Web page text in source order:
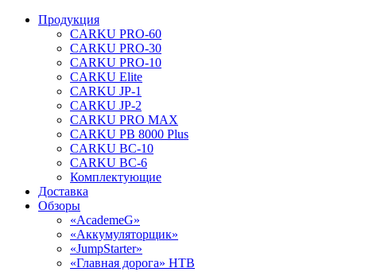
Продукция
CARKU PRO-60
CARKU PRO-30
CARKU PRO-10
CARKU Elite
CARKU JP-1
CARKU JP-2
CARKU PRO MAX
CARKU PB 8000 Plus
CARKU BC-10
CARKU BC-6
Комплектующие
Доставка
Обзоры
«AcademeG»
«Аккумуляторщик»
«JumpStarter»
«Главная дорога» НТВ